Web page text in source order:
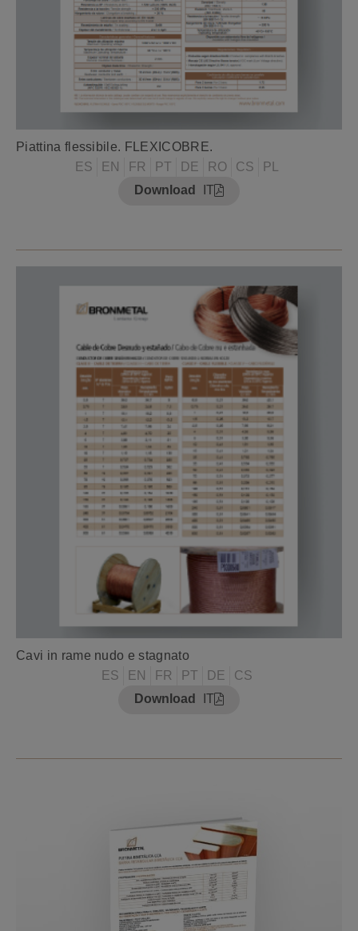
Piattina flessibile. FLEXICOBRE.
ES
EN FR PT DE RO CS
PL
Download
IT
Cavi in rame nudo e stagnato
ES
EN FR PT DE
CS
Download
IT